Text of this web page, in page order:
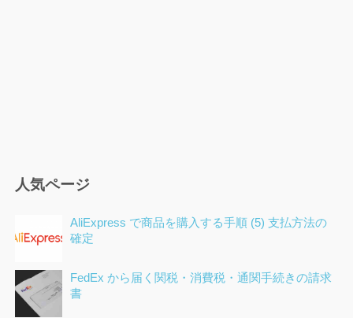
人気ページ
AliExpress で商品を購入する手順 (5) 支払方法の
確定
FedEx から届く関税・消費税・通関手続きの請求
書